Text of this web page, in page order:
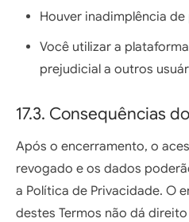
Houver inadimplência
Você utilizar a
prejudicial a outros
17.3. Consequências
Após o encerramento, o
revogado e os dados
a Política de Privacidade. O
destes Termos não dá